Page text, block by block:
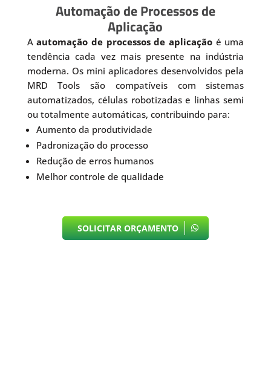
Automação de Processos de
Aplicação
Aautomação de processos de aplicaçãoé uma
tendência cada vez mais presente na indústria
moderna. Os mini aplicadores desenvolvidos pela
MRD Tools são compatíveis com sistemas
automatizados, células robotizadas e linhas semi
ou totalmente automáticas, contribuindo para:
Aumento da produtividade
Padronização do processo
Redução de erros humanos
Melhor controle de qualidade
SOLICITAR ORÇAMENTO